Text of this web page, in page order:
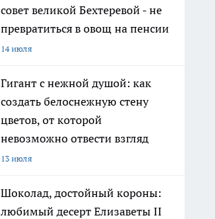
совет великой Бехтеревой - не
превратиться в овощ на пенсии
14 июля
Гигант с нежной душой: как
создать белоснежную стену
цветов, от которой
невозможно отвести взгляд
13 июля
Шоколад, достойный короны:
любимый десерт Елизаветы II